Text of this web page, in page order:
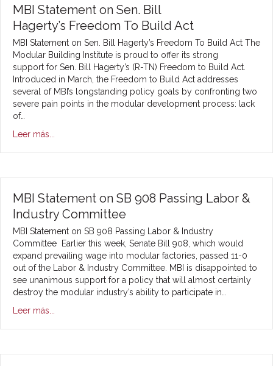
MBI Statement on Sen. Bill
Hagerty’s Freedom To Build Act
MBI Statement on Sen. Bill Hagerty’s Freedom To Build Act The
Modular Building Institute is proud to offer its strong
support for Sen. Bill Hagerty’s (R-TN) Freedom to Build Act.
Introduced in March, the Freedom to Build Act addresses
several of MBI’s longstanding policy goals by confronting two
severe pain points in the modular development process: lack
of…
Leer más...
MBI Statement on SB 908 Passing Labor &
Industry Committee
MBI Statement on SB 908 Passing Labor & Industry
Committee Earlier this week, Senate Bill 908, which would
expand prevailing wage into modular factories, passed 11-0
out of the Labor & Industry Committee. MBI is disappointed to
see unanimous support for a policy that will almost certainly
destroy the modular industry’s ability to participate in…
Leer más...